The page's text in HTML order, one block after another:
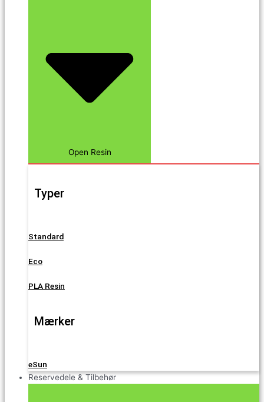
Open Resin
Typer
Standard
Eco
PLA Resin
Mærker
eSun
Reservedele & Tilbehør